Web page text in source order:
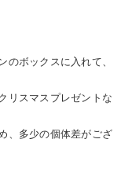
のボックスに入れて、
リスマスプレゼントな
、多少の個体差がござ